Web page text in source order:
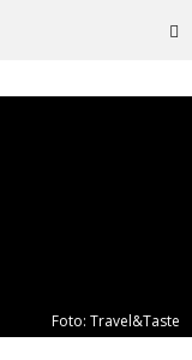
Foto: Travel&Taste